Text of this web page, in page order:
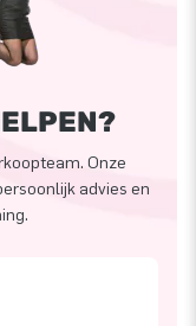
Onze
advies en